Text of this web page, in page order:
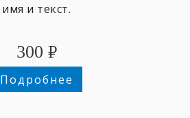
имя и текст.
300 ₽
Подробнее